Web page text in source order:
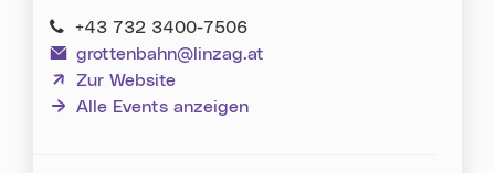
+43 732 3400-7506
grottenbahn@linzag.at
Zur Website
(neues Fenster)
Alle Events anzeigen